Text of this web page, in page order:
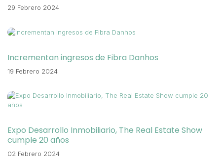
29 Febrero 2024
Incrementan ingresos de Fibra Danhos
19 Febrero 2024
Expo Desarrollo Inmobiliario, The Real Estate Show
cumple 20 años
02 Febrero 2024